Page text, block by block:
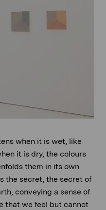
when it is wet, like
it is dry, the colours
them in its own
the secret, the secret of
conveying a sense of
that we feel but cannot